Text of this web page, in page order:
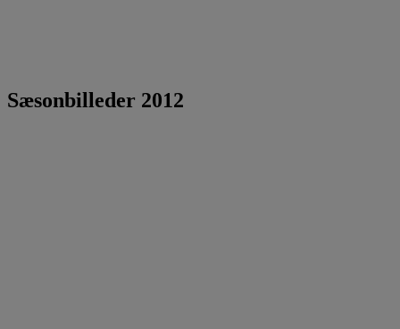
Sæsonbilleder 2012